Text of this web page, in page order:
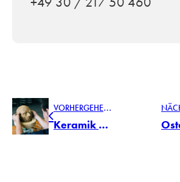
V
ORHERGEHENDER BEITRAG
Keramik als lebendiger Kulturraum: die neue Ausstellung MADE IN GMUNDEN